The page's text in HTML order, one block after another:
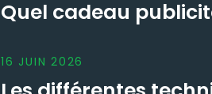
Quel cadeau
16 JUIN 2026